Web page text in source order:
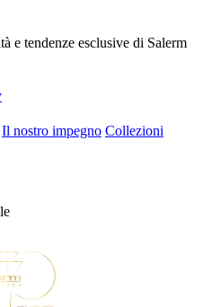
e tendenze esclusive di Salerm
Il nostro impegno Collezioni